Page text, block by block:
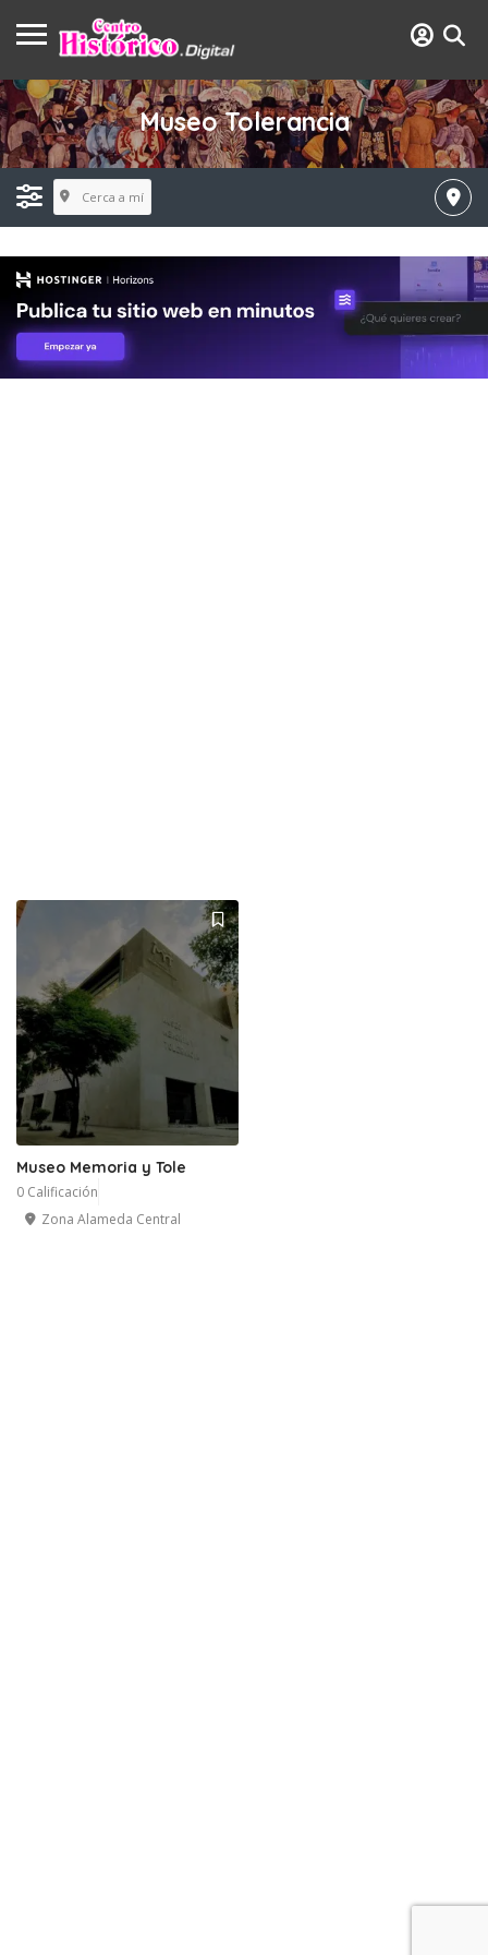
Museo Tolerancia
Cerca a mí
Museo Memoria y Tole
0 Calificación
Zona Alameda Central